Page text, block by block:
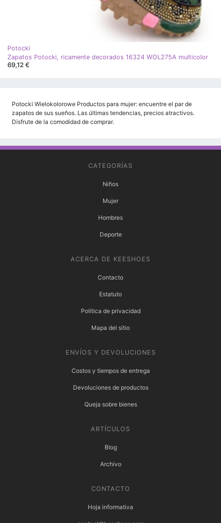
Potocki
Zapatos Potocki, ricamente decorados 16324 WOL275A multicolor
69,12 €
Potocki Wielokolorowe Productos para mujer: encuentre el par de
zapatos de sus sueños. Las últimas tendencias, precios atractivos.
Disfrute de la comodidad de comprar.
CATEGORÍAS
Niños
Mujer
Hombres
Deporte
ACERCA DE KEESHOES
Contacto
Estatuto
Política de privacidad
Mapa del sitio
ENVÍOS Y DEVOLUCIONES
Costos y tiempos de entrega
Devoluciones de productos
Queja sobre bienes
ARTÍCULOS
Blog
Archivo
CONTACTO
Hoja informativa